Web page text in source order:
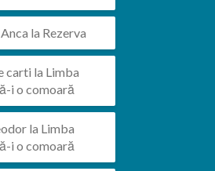
la Rezerva
carti la Limba
i o comoară
la Limba
i o comoară